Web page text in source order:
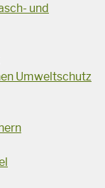
und
Umweltschutz